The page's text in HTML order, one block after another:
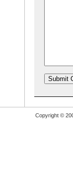
Copyright ©